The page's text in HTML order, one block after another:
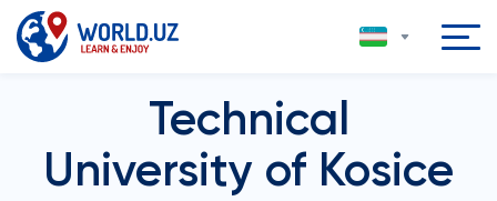
Technical
University of Kosice